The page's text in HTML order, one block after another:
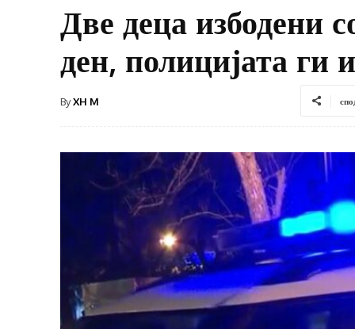
Две деца избодени
ден, полицијата ги
ByXH M